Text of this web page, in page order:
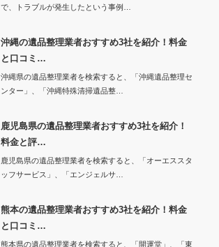
で、トラブルが発生したという事例…
沖縄の遺品整理業者おすすめ3社を紹介！料金
と口コミ…
沖縄県の遺品整理業者を検索すると、「沖縄遺品整理セ
ンター」、「沖縄特殊清掃遺品整…
鹿児島県の遺品整理業者おすすめ3社を紹介！
料金と評…
鹿児島県の遺品整理業者を検索すると、「オーエススタ
ッフサービス」、「エンジェルサ…
熊本の遺品整理業者おすすめ3社を紹介！料金
と口コミ…
熊本県の遺品整理業者を検索すると、「開運堂」、「東